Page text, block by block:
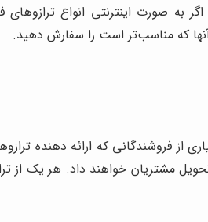
به صورت اینترنتی انواع
که مناسب‌تر است را سفارش دهید.
از فروشندگانی که ارائه دهنده
مشتریان خواهند داد. هر یک از